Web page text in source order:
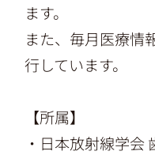
ます。
また、毎月医療情
行しています。
【所属】
・ 日本放射線学会